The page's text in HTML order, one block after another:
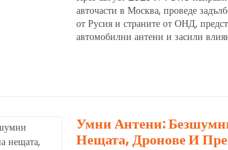
авточасти в Москва, проведе
от Русия и страните от ОНД,
автомобилни антени и засили
Умни Антени:
Нещата, Дронове И